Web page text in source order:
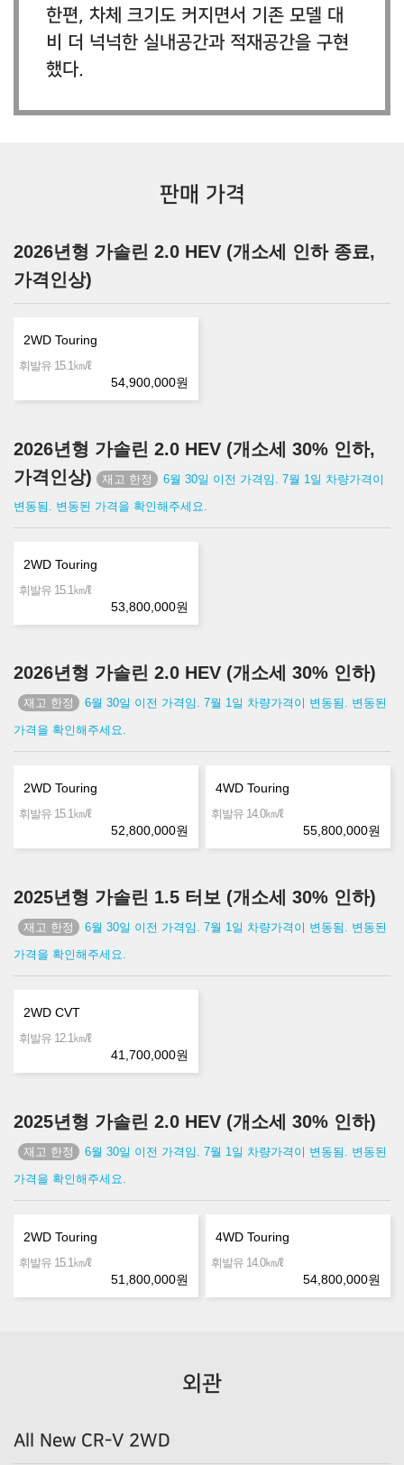
한편, 차체 크기도 커지면서 기존 모델 대
비 더 넉넉한 실내공간과 적재공간을 구현
했다.
판매 가격
2026년형 가솔린 2.0 HEV (개소세 인하 종료,
가격인상)
2WD Touring
휘발유 15.1㎞/ℓ
54,900,000원
2026년형 가솔린 2.0 HEV (개소세 30% 인하,
가격인상)
6월 30일 이전 가격임. 7월 1일 차량가격이
변동됨. 변동된 가격을 확인해주세요.
2WD Touring
휘발유 15.1 ㎞/ℓ
53,800,000원
2026년형 가솔린 2.0 HEV (개소세 30% 인하)
6월 30일 이전 가격임. 7월 1일 차량가격이 변동됨. 변동된
가격을 확인해주세요.
2WD Touring
휘발유 15.1㎞/ℓ
52,800,000원
4WD Touring
휘발유 14.0㎞/ℓ
55,800,000원
2025년형 가솔린 1.5 터보 (개소세 30% 인하)
6월 30일 이전 가격임. 7월 1일 차량가격이 변동됨. 변동된
가격을 확인해주세요.
2WD CVT
휘발유 12.1 ㎞/ℓ
41,700,000원
2025년형 가솔린 2.0 HEV (개소세 30% 인하)
6월 30일 이전 가격임. 7월 1일 차량가격이 변동됨. 변동된
가격을 확인해주세요.
2WD Touring
휘발유 15.1㎞/ℓ
51,800,000원
4WD Touring
휘발유 14.0㎞/ℓ
54,800,000원
외관
All New CR-V 2WD